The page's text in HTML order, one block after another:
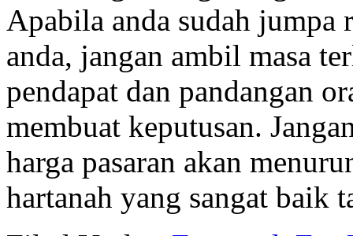
Apabila anda sudah
anda, jangan ambil masa
pendapat dan pandangan
membuat keputusan.
harga pasaran akan
hartanah yang sangat baik